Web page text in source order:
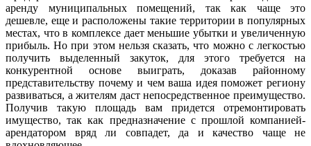
аренду муниципальных помещений, так как чаще это
дешевле, еще и расположены такие территории в популярных
местах, что в комплексе дает меньшие убытки и увеличенную
прибыль. Но при этом нельзя сказать, что можно с легкостью
получить выделенный закуток, для этого требуется на
конкурентной основе выиграть, доказав районному
представительству почему и чем ваша идея поможет региону
развиваться, а жителям даст непосредственное преимущество.
Получив такую площадь вам придется отремонтировать
имущество, так как предназначение с прошлой компанией-
арендатором вряд ли совпадет, да и качество чаще не